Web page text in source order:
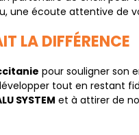
écoute attentive de
LA DIFFÉRENCE
pour souligner son
tout en restant
SYSTEM et à attirer de